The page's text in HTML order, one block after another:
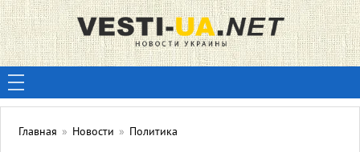
Главная » Новости » Политика